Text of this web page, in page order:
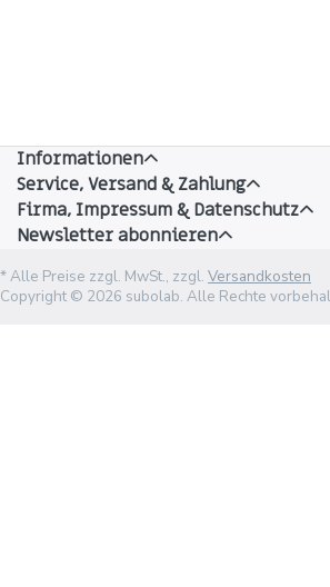
Informationen
Service, Versand & Zahlung
Firma, Impressum & Datenschutz
Newsletter abonnieren
* Alle Preise zzgl. MwSt., zzgl. Versandkosten
Copyright © 2026 subolab. Alle Rechte